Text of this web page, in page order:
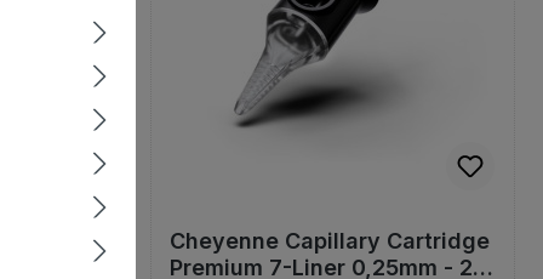
Cheyenne Capillary Cartridge
Premium 7-Liner 0,25mm - 20